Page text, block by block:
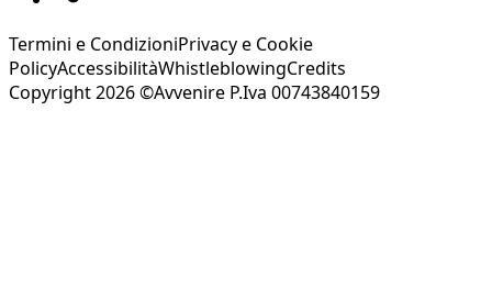
Termini e CondizioniPrivacy e Cookie
PolicyAccessibilitàWhistleblowingCredits
Copyright 2026 ©Avvenire P.Iva 00743840159